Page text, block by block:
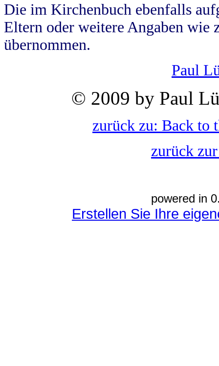
Die im Kirchenbuch ebenfalls
Eltern oder weitere Angaben wie
übernommen.
Paul
© 2009 by Paul
zurück zu: Back to
zurück
powered in
Erstellen Sie Ihre